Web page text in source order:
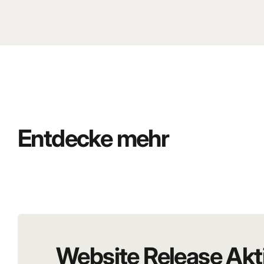
Entdecke mehr
Website Release